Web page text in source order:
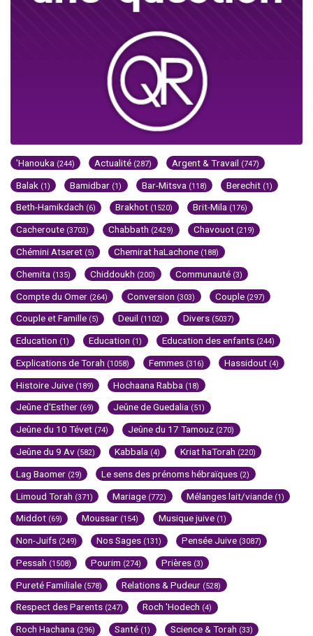
'Hanouka (244) Actualité (287) Argent & Travail (747)
Balak (1) Bamidbar (1) Bar-Mitsva (118) Berechit (1)
Beth-Hamikdach (6) Brakhot (1520) Brit-Mila (176)
Cacheroute (3703) Chabbath (2429) Chavouot (219)
Chémini Atseret (5) Chemirat haLachone (188)
Chemita (135) Chiddoukh (200) Communauté (3)
Compte du Omer (264) Conversion (303) Couple (297)
Couple et Famille (5) Deuil (1102) Divers (5037)
Education (1) Education (1) Education des enfants (244)
Explications de Torah (1058) Femmes (316) Hassidout (4)
Histoire Juive (189) Hochaana Rabba (18)
Jeûne d'Esther (69) Jeûne de Guedalia (51)
Jeûne du 10 Tévet (74) Jeûne du 17 Tamouz (270)
Jeûne du 9 Av (582) Kabbala (4) Kriat haTorah (220)
Lag Baomer (29) Le sens des prénoms hébraïques (2)
Limoud Torah (371) Mariage (772) Mélanges lait/viande (1)
Middot (69) Moussar (154) Musique juive (1)
Non-Juifs (249) Nos Sages (131) Pensée Juive (3087)
Pessah (1508) Pourim (274) Prières (3)
Pureté Familiale (578) Relations & Pudeur (528)
Respect des Parents (247) Roch 'Hodech (4)
Roch Hachana (296) Santé (1) Science & Torah (33)